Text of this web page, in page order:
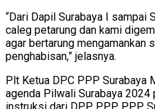
“Dari Dapil Surabaya I sampai
caleg petarung dan kami
agar bertarung mengamankan
penghabisan,” jelasnya.
Plt Ketua DPC PPP Surabaya
agenda Pilwali Surabaya 2024